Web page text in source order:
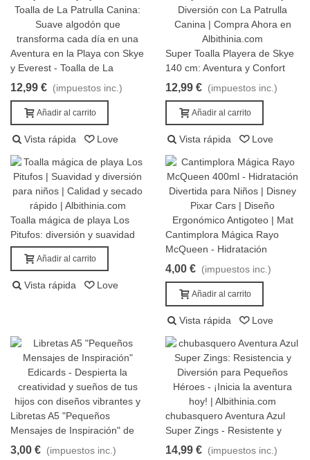
Aventura en la Playa con Skye
y Everest - Toalla de La
Patrulla Canina
12,99 € (impuestos inc.)
Añadir al carrito
Vista rápida Love
Añadir al carrito
Super Toalla Playera de Skye
140 cm: Aventura y Confort
con La Patrulla Canina
12,99 € (impuestos inc.)
Añadir al carrito
Vista rápida Love
Añadir al carrito
Toalla mágica de playa Los
Pitufos: diversión y suavidad
garantizada
Añadir al carrito
Vista rápida Love
Añadir al carrito
Cantimplora Mágica Rayo
McQueen - Hidratación
Divertida 400ml
4,00 € (impuestos inc.)
Añadir al carrito
Vista rápida Love
Añadir al carrito
Libretas A5 "Pequeños
Mensajes de Inspiración" de
Edicards
3,00 € (impuestos inc.)
Añadir al carrito
chubasquero Aventura Azul
Super Zings - Resistente y
Divertido
14,99 € (impuestos inc.)